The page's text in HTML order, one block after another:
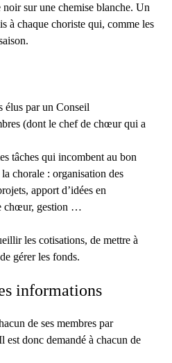
noir sur une chemise blanche. Un
à chaque choriste qui, comme les
élus par un Conseil
(dont le chef de chœur qui a
tâches qui incombent au bon
chorale : organisation des
apport d’idées en
chœur, gestion …
les cotisations, de mettre à
gérer les fonds.
informations
de ses membres par
est donc demandé à chacun de